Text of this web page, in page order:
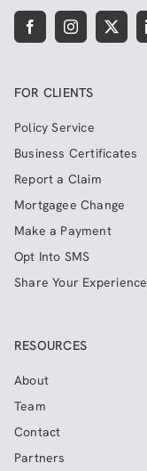
FOR CLIENTS
Policy Service
Business Certificates
Report a Claim
Mortgagee Change
Make a Payment
Opt Into SMS
Share Your Experience
RESOURCES
About
Team
Contact
Partners